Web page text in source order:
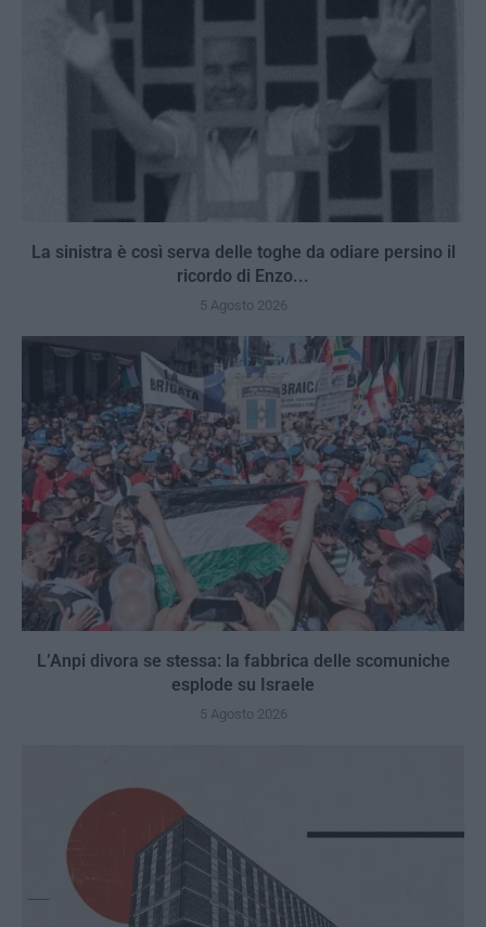
La sinistra è così serva delle toghe da odiare persino il
ricordo di Enzo...
5 Agosto 2026
L’Anpi divora se stessa: la fabbrica delle scomuniche
esplode su Israele
5 Agosto 2026